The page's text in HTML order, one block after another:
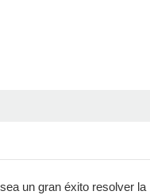
un gran éxito resolver la